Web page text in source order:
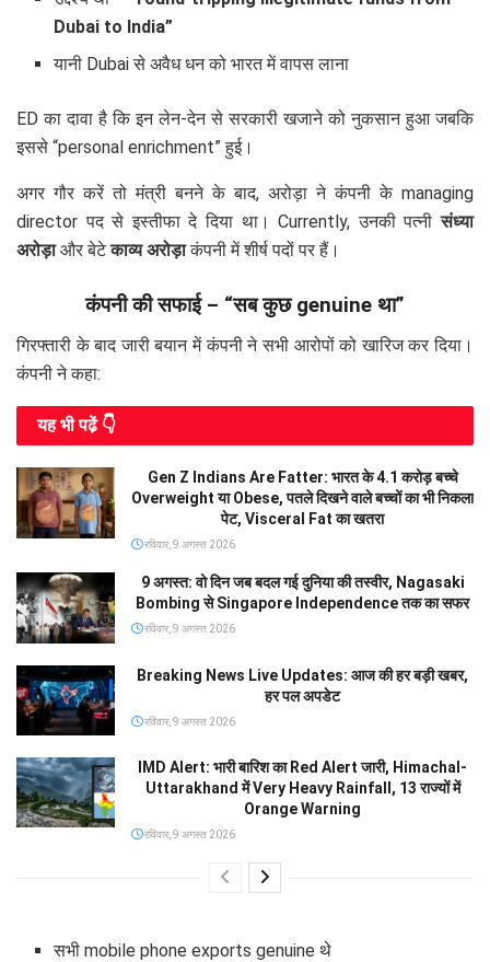
Dubai to India”
यानी Dubai से अवैध धन को भारत में वापस लाना
ED का दावा है कि इन लेन-देन से सरकारी खजाने को नुकसान हुआ जबकि
इससे “personal enrichment” हुई।
अगर गौर करें तो मंत्री बनने के बाद, अरोड़ा ने कंपनी के managing
director पद से इस्तीफा दे दिया था। Currently, उनकी पत्नीसंध्या
अरोड़ाऔर बेटेकाव्य अरोड़ाकंपनी में शीर्ष पदों पर हैं।
कंपनी की सफाई – “सब कुछ genuine था”
गिरफ्तारी के बाद जारी बयान में कंपनी ने सभी आरोपों को खारिज कर दिया।
कंपनी ने कहा:
यह भी पढे़ं 👇
Gen Z Indians Are Fatter: भारत के 4.1 करोड़ बच्चे
Overweight या Obese, पतले दिखने वाले बच्चों का भी निकला
पेट, Visceral Fat का खतरा
रविवार, 9 अगस्त 2026
9 अगस्त: वो दिन जब बदल गई दुनिया की तस्वीर, Nagasaki
Bombing से Singapore Independence तक का सफर
रविवार, 9 अगस्त 2026
Breaking News Live Updates: आज की हर बड़ी खबर,
हर पल अपडेट
रविवार, 9 अगस्त 2026
IMD Alert: भारी बारिश का Red Alert जारी, Himachal-
Uttarakhand में Very Heavy Rainfall, 13 राज्यों में
Orange Warning
रविवार, 9 अगस्त 2026
सभी mobile phone exports genuine थे